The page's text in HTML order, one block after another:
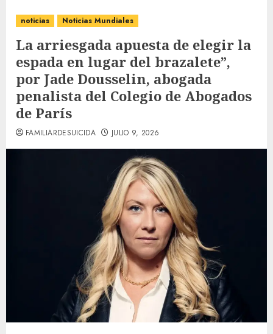
noticias Noticias Mundiales
La arriesgada apuesta de elegir la
espada en lugar del brazalete”,
por Jade Dousselin, abogada
penalista del Colegio de Abogados
de París
FAMILIARDESUICIDA JULIO 9, 2026